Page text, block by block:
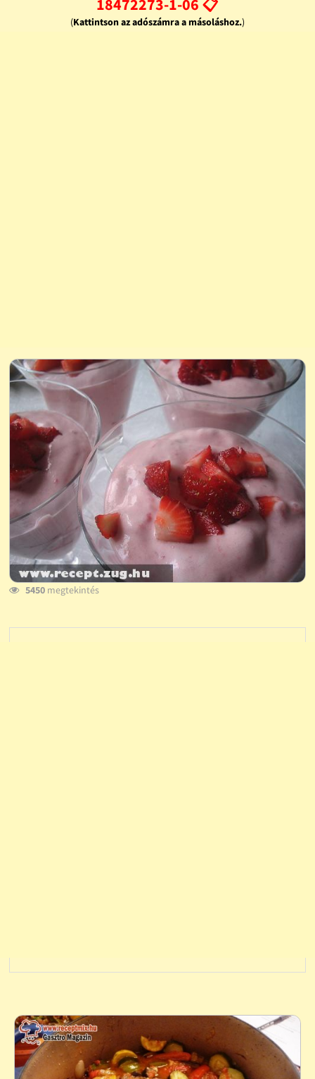
18472273-1-06 📋
(Kattintson az adószámra a másoláshoz.)
5450megtekintés